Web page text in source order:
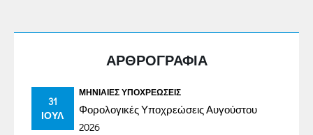
ΑΡΘΡΟΓΡΑΦΙΑ
31
ΙΟΎΛ
ΜΗΝΙΑΊΕΣ ΥΠΟΧΡΕΏΣΕΙΣ
Φορολογικές Υποχρεώσεις Αυγούστου
2026